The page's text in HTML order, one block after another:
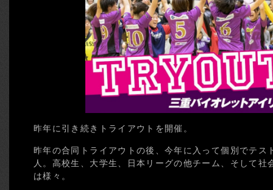
昨年に引き続きトライアウトを開催。
昨年の合同トライアウトの後、今年に入って個別でテス
人。高校生、大学生、日本リーグの他チーム、そして社
は様々。